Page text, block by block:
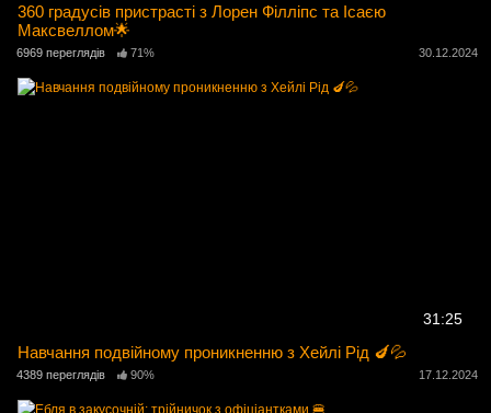
360 градусів пристрасті з Лорен Філліпс та Ісаєю
Максвеллом🌟
6969 переглядів 71% 30.12.2024
31:25
Навчання подвійному проникненню з Хейлі Рід 🍆💦
4389 переглядів 90% 17.12.2024